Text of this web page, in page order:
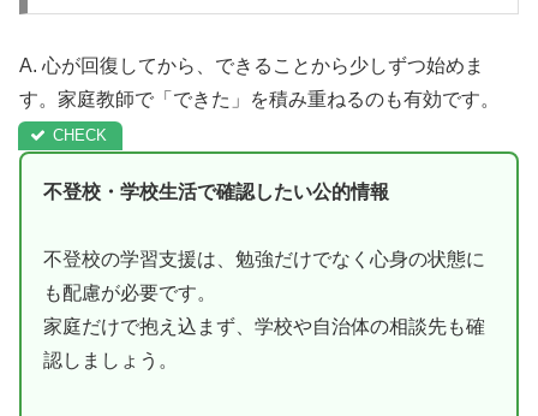
A. 心が回復してから、できることから少しずつ始めま
す。家庭教師で「できた」を積み重ねるのも有効です。
不登校・学校生活で確認したい公的情報
不登校の学習支援は、勉強だけでなく心身の状態に
も配慮が必要です。
家庭だけで抱え込まず、学校や自治体の相談先も確
認しましょう。